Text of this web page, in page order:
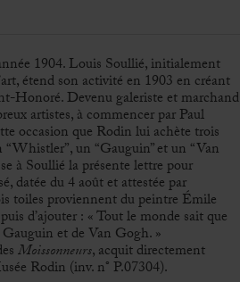
1904. Louis Soullié, initialement
étend son activité en 1903 en créant
Honoré. Devenu galeriste et marchand
artistes, à commencer par Paul
occasion que Rodin lui achète trois
un “Gauguin” et un “Van
à Soullié la présente lettre pour
datée du 4 août et attestée par
toiles proviennent du peintre Émile
d’ajouter : « Tout le monde sait que
et de Van Gogh. »
Moissonneurs, acquit directement
Rodin (inv. n° P.07304).